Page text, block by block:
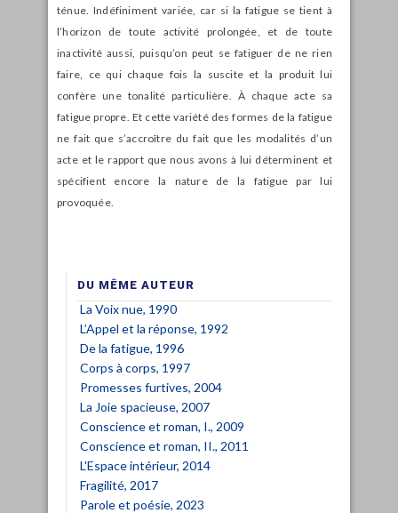
ténue. Indéfiniment variée, car si la fatigue se tient à
l’horizon de toute activité prolongée, et de toute
inactivité aussi, puisqu’on peut se fatiguer de ne rien
faire, ce qui chaque fois la suscite et la produit lui
confère une tonalité particulière. À chaque acte sa
fatigue propre. Et cette variété des formes de la fatigue
ne fait que s’accroître du fait que les modalités d’un
acte et le rapport que nous avons à lui déterminent et
spécifient encore la nature de la fatigue par lui
provoquée.
DU MÊME AUTEUR
La Voix nue, 1990
L’Appel et la réponse, 1992
De la fatigue, 1996
Corps à corps, 1997
Promesses furtives, 2004
La Joie spacieuse, 2007
Conscience et roman, I., 2009
Conscience et roman, II., 2011
L'Espace intérieur, 2014
Fragilité, 2017
Parole et poésie, 2023